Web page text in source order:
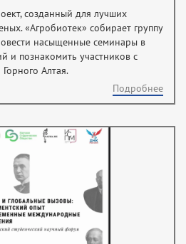
созданный для лучших
«Агробиотек» собирает группу
насыщенные семинары в
и познакомить участников с
Алтая.
Подробнее